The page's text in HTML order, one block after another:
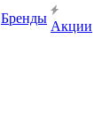
Бренды
Акции